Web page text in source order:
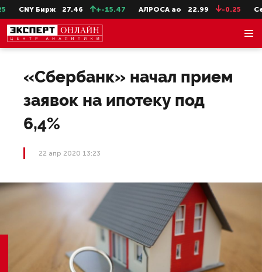
CNY Бирж 27.46 +-15.47 АЛРОСА ао 22.99 -0.25
«Сбербанк» начал прием
заявок на ипотеку под
6,4%
22 апр 2020 13:23